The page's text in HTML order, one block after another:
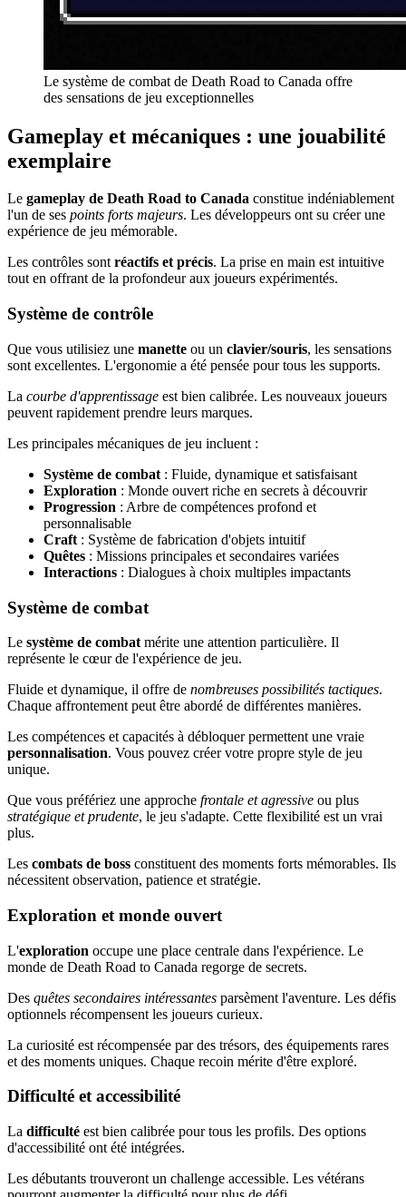
Le système de combat de Death Road to Canada offre
des sensations de jeu exceptionnelles
Gameplay et mécaniques : une jouabilité
exemplaire
Le gameplay de Death Road to Canada constitue indéniablement
l'un de ses points forts majeurs. Les développeurs ont su créer une
expérience de jeu mémorable.
Les contrôles sontréactifs et précis. La prise en main est intuitive
tout en offrant de la profondeur aux joueurs expérimentés.
Système de contrôle
Que vous utilisiez une manette ou un clavier/souris, les sensations
sont excellentes. L'ergonomie a été pensée pour tous les supports.
La courbe d'apprentissage est bien calibrée. Les nouveaux joueurs
peuvent rapidement prendre leurs marques.
Les principales mécaniques de jeu incluent :
Système de combat : Fluide, dynamique et satisfaisant
Exploration : Monde ouvert riche en secrets à découvrir
Progression : Arbre de compétences profond et
personnalisable
Craft : Système de fabrication d'objets intuitif
Quêtes : Missions principales et secondaires variées
Interactions : Dialogues à choix multiples impactants
Système de combat
Le système de combat mérite une attention particulière. Il
représente le cœur de l'expérience de jeu.
Fluide et dynamique, il offre de nombreuses possibilités tactiques.
Chaque affrontement peut être abordé de différentes manières.
Les compétences et capacités à débloquer permettent une vraie
personnalisation. Vous pouvez créer votre propre style de jeu
unique.
Que vous préfériez une approche frontale et agressive ou plus
stratégique et prudente, le jeu s'adapte. Cette flexibilité est un vrai
plus.
Les combats de boss constituent des moments forts mémorables. Ils
nécessitent observation, patience et stratégie.
Exploration et monde ouvert
L'exploration occupe une place centrale dans l'expérience. Le
monde de Death Road to Canada regorge de secrets.
Des quêtes secondaires intéressantes parsèment l'aventure. Les défis
optionnels récompensent les joueurs curieux.
La curiosité est récompensée par des trésors, des équipements rares
et des moments uniques. Chaque recoin mérite d'être exploré.
Difficulté et accessibilité
La difficulté est bien calibrée pour tous les profils. Des options
d'accessibilité ont été intégrées.
Les débutants trouveront un challenge accessible. Les vétérans